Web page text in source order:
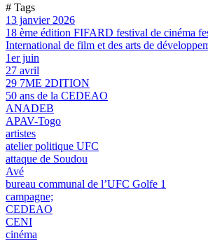
# Tags
13 janvier 2026
18 ème édition FIFARD festival de cinéma
International de film et des arts de
1er juin
27 avril
29 7ME 2DITION
50 ans de la CEDEAO
ANADEB
APAV-Togo
artistes
atelier politique UFC
attaque de Soudou
Avé
bureau communal de l’UFC Golfe 1
campagne;
CEDEAO
CENI
cinéma